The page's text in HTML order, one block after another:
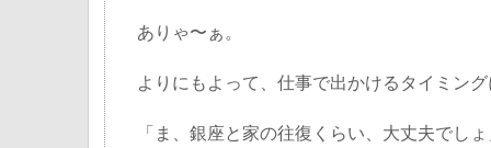
ありゃ〜ぁ。
よりにもよって、仕事で出かけるタイミン
「ま、銀座と家の往復くらい、大丈夫でし